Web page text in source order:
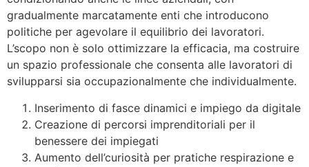
gradualmente marcatamente enti che introducono
politiche per agevolare il equilibrio dei lavoratori.
L’scopo non è solo ottimizzare la efficacia, ma costruire
un spazio professionale che consenta alle lavoratori di
svilupparsi sia occupazionalmente che individualmente.
Inserimento di fasce dinamici e impiego da digitale
Creazione di percorsi imprenditoriali per il
benessere dei impiegati
Aumento dell’curiosità per pratiche respirazione e